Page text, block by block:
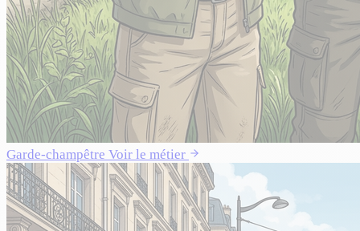
Garde-champêtre Voir le métier